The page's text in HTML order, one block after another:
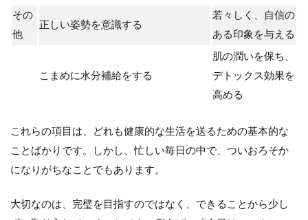
その
他
正しい姿勢を意識する
若々しく、自信の
ある印象を与える
こまめに水分補給をする
肌の潤いを保ち、
デトックス効果を
高める
これらの項目は、どれも健康的な生活を送るための基本的な
ことばかりです。しかし、忙しい毎日の中で、ついおろそか
になりがちなことでもあります。
大切なのは、 完璧を目指すのではなく、できることから少し